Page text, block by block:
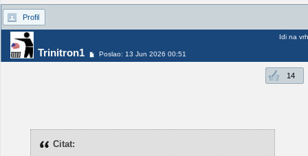
Profil
Trinitron1 Poslao: 13 Jun 2026 00:51
Idi na vrh
14
Citat: